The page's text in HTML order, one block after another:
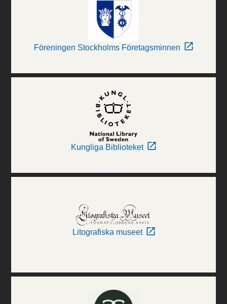
Föreningen Stockholms Företagsminnen
Kungliga Biblioteket
Litografiska museet